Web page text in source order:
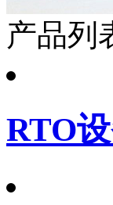
产品列
RTO